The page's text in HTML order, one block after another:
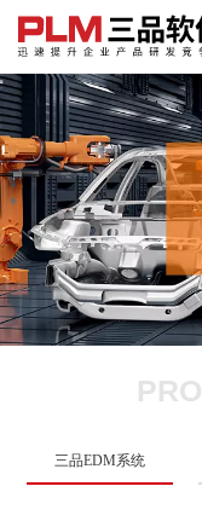
三品EDM系统